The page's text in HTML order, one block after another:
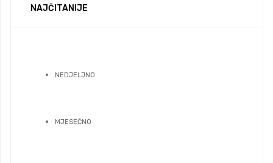
NAJČITANIJE
NEDJELJNO
MJESEČNO